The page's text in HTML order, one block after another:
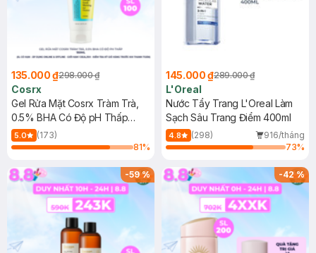
135.000 ₫298.000 ₫
Cosrx
Gel Rửa Mặt Cosrx Tràm Trà,
0.5% BHA Có Độ pH Thấp
150ml
5.0
(173)
81%
145.000 ₫289.000 ₫
L'Oreal
Nước Tẩy Trang L'Oreal Làm
Sạch Sâu Trang Điểm 400ml
4.8 (298)
916/tháng
73%
-59% -42%